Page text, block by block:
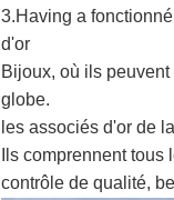
3.Having a
d'or
Bijoux, où ils
globe.
les associés d'or de
Ils comprennent
contrôle de qualité,